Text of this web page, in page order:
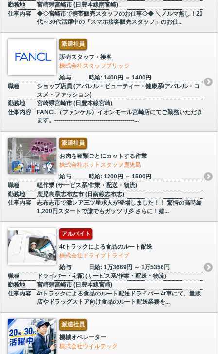
勤務地
宮崎県宮崎市 (日豊本線南宮崎)
仕事内容
◆◇宮崎市で携帯販売スタッフのお仕事◇◆ ＼ノルマ無し！20
代～30代活躍中の「スマホ接客販売スタッフ」のお仕...
派遣社員
販売スタッフ・接客
株式会社スタッフブリッジ
給与
時給: 1400円 ～ 1400円
職種
ショップ店員 (アパレル・ビューティー・健康系/アパレル・コ
スメ・ファッション)
勤務地
宮崎県宮崎市 (日豊本線宮崎)
仕事内容
FANCL（ファンケル）イオンモール宮崎店にてご勤務いただき
ます。-----------------------------------------...
派遣社員
お肉を種類ごとにカットする作業
株式会社ホットスタッフ鹿児島
給与
時給: 1200円 ～ 1500円
職種
軽作業 (サービス系/作業・配送・物流)
勤務地
鹿児島県志布志市 (日南線志布志)
仕事内容
志布志市で激レア三ツ星求人が登場しました！！ 驚愕の高時給
1,200円スタートで誰でもガッツリ彡 さらに！嬉...
アルバイト
4tトラックによる食品のルート配送
株式会社ドライブトライブ
給与
日給: 1万3669円 ～ 1万5356円
職種
ドライバー・宅配 (サービス系/作業・配送・物流)
勤務地
宮崎県宮崎市 (日豊本線宮崎)
仕事内容
4tトラックによる食品のルート配送ドライバー 4t車にて、量販
店やドラッグストア向け食品のルート配送業務を...
派遣社員
機械オペレーター
株式会社ウイルテック